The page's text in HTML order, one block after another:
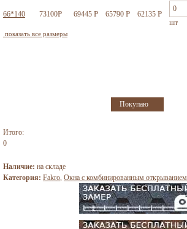
66*140 73100Р 69445 Р 65790 Р 62135 Р
шт
показать все размеры
Итого:
0
Наличие: на складе
Категория: Fakro Окна с комбинированным открыванием